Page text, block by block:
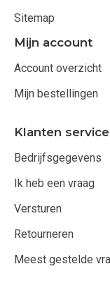
Sitemap
Mijn account
Account overzicht
Mijn bestellingen
Klanten service
Bedrijfsgegevens
Ik heb een vraag
Versturen
Retourneren
Meest gestelde